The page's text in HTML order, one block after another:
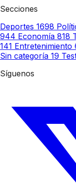
Secciones
Deportes 1698
944 Economía 818
141 Entretenimiento
Sin categoría 19
Síguenos